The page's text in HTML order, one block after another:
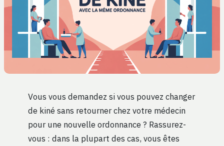
Vous vous demandez si vous pouvez changer
de kiné sans retourner chez votre médecin
pour une nouvelle ordonnance ? Rassurez-
vous : dans la plupart des cas, vous êtes